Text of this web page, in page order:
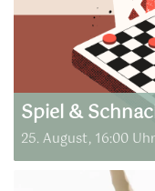
Spiel &
25. August, 16:00 Uhr